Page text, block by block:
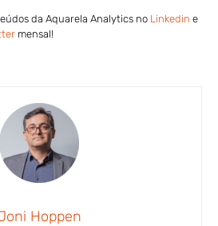
da Aquarela Analytics no Linkedin e
mensal!
Hoppen